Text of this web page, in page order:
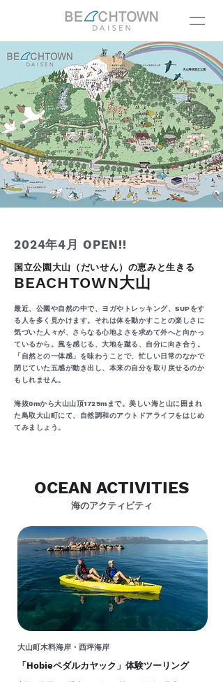
2024年4月 OPEN!!
国立公園大山（だいせん）の恵みと生きる
BEACHTOWN大山
最近、公園や自然の中で、ヨガやトレッキング、SUPをす
る人を多く見かけます。それは体を動かすことの楽しさに
気づいた人々が、さらなる心地よさを求めて外へと向かっ
ているから。風を感じる、大地を蹴る、自分に向き合う。
「自然との一体感」を味わうことで、忙しい日常のなかで
閉じていた五感が動き出し、本来の自分を取り戻せるのか
もしれません。
海抜0mから大山山頂1729mまで。美しい海と山に囲まれ
た鳥取大山町にて、自然調和のアウトドアライフをはじめ
てみましょう。
OCEAN ACTIVITIES
​海のアクティビティ
大山町木料海岸・西坪海岸
「Hobieペダルカヤック」体験ツーリング